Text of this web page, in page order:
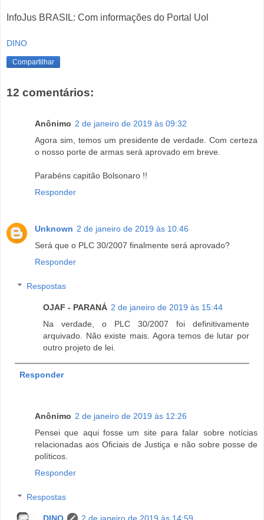
InfoJus BRASIL: Com informações do Portal Uol
DINO
Compartilhar
12 comentários:
Anônimo 2 de janeiro de 2019 às 09:32
Agora sim, temos um presidente de verdade. Com certeza
o nosso porte de armas será aprovado em breve.
Parabéns capitão Bolsonaro !!
Responder
Unknown 2 de janeiro de 2019 às 10:46
Será que o PLC 30/2007 finalmente será aprovado?
Responder
Respostas
OJAF - PARANÁ 2 de janeiro de 2019 às 15:44
Na verdade, o PLC 30/2007 foi definitivamente
arquivado. Não existe mais. Agora temos de lutar por
outro projeto de lei.
Responder
Anônimo 2 de janeiro de 2019 às 12:26
Pensei que aqui fosse um site para falar sobre notícias
relacionadas aos Oficiais de Justiça e não sobre posse de
políticos.
Responder
Respostas